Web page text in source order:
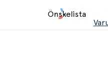
Önskelista